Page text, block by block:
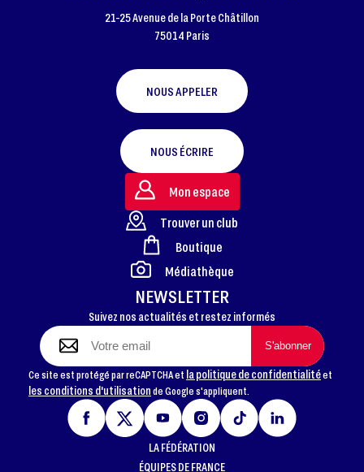
FOOTER
21-25 Avenue de la Porte Châtillon
75014 Paris
NOUS APPELER
NOUS ÉCRIRE
NEWSLETTER
Suivez nos actualités et restez informés
Ce site est protégé par reCAPTCHA et la politique de confidentialitéet
les conditions d'utilisationde Google s'appliquent.
Mon espace
Trouver un club
Boutique
Médiathèque
LA FÉDÉRATION
ÉQUIPES DE FRANCE